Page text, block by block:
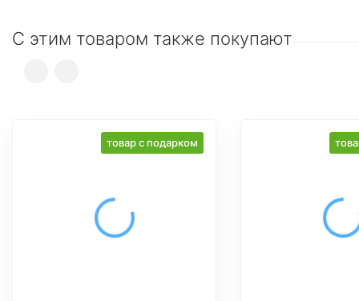
С этим товаром также покупают
товар с подарком